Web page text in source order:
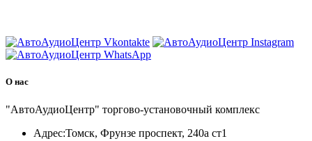
О нас
"АвтоАудиоЦентр" торгово-установочный комплекс
Адрес:Томск, Фрунзе проспект, 240а ст1